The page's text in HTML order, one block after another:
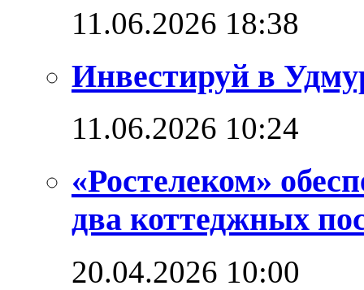
11.06.2026 18:38
Инвестируй в
11.06.2026 10:24
«Ростелеком»
два коттеджных
20.04.2026 10:00